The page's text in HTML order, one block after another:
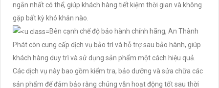
ngắn nhất có thể, giúp khách hàng tiết kiệm thời gian và không
gặp bất kỳ khó khăn nào.
Bên cạnh chế độ bảo hành chính hãng, An Thành
Phát còn cung cấp dịch vụ bảo trì và hỗ trợ sau bảo hành, giúp
khách hàng duy trì và sử dụng sản phẩm một cách hiệu quả.
Các dịch vụ này bao gồm kiểm tra, bảo dưỡng và sửa chữa các
sản phẩm để đảm bảo rằng chúng vẫn hoạt động tốt sau thời